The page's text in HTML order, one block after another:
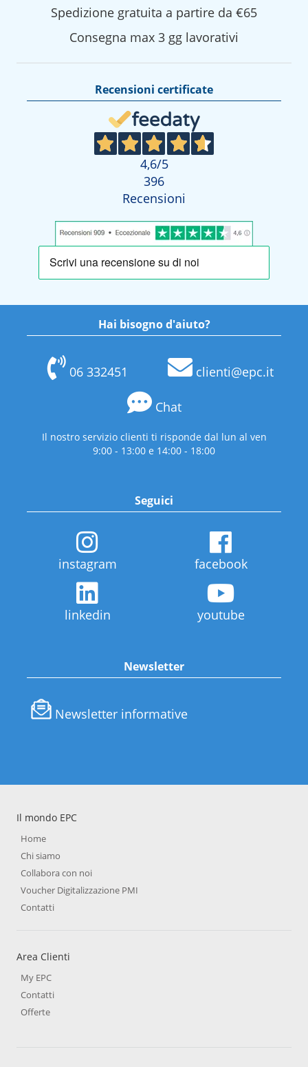
Spedizione gratuita a partire da €65
Consegna max 3 gg lavorativi
Recensioni certificate
4,6/5
396
Recensioni
Hai bisogno d'aiuto?
06 332451 clienti@epc.it
Chat
Il nostro servizio clienti ti risponde dal lun al ven
9:00 - 13:00 e 14:00 - 18:00
Seguici
instagram facebook
linkedin youtube
Newsletter
Newsletter informative
Il mondo EPC
Home
Chi siamo
Collabora con noi
Voucher Digitalizzazione PMI
Contatti
Area Clienti
My EPC
Contatti
Offerte